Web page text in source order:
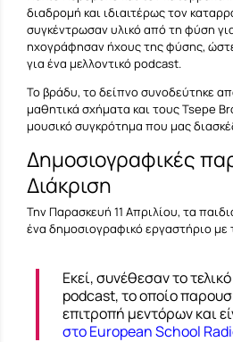
διαδρομή και ιδιαιτέρως τον
συγκέντρωσαν υλικό από τη φύση
ηχογράφησαν ήχους της φύσης,
για ένα μελλοντικό podcast.
Το βράδυ, το δείπνο συνοδεύτηκε
μαθητικά σχήματα και τους Tsepe
μουσικό συγκρότημα που μας
Δημοσιογραφικές
Διάκριση
Την Παρασκευή 11 Απριλίου, τα
ένα δημοσιογραφικό εργαστήριο με
Εκεί, συνέθεσαν το
podcast, το οποίο
επιτροπή μεντόρων και
στοEuropean School